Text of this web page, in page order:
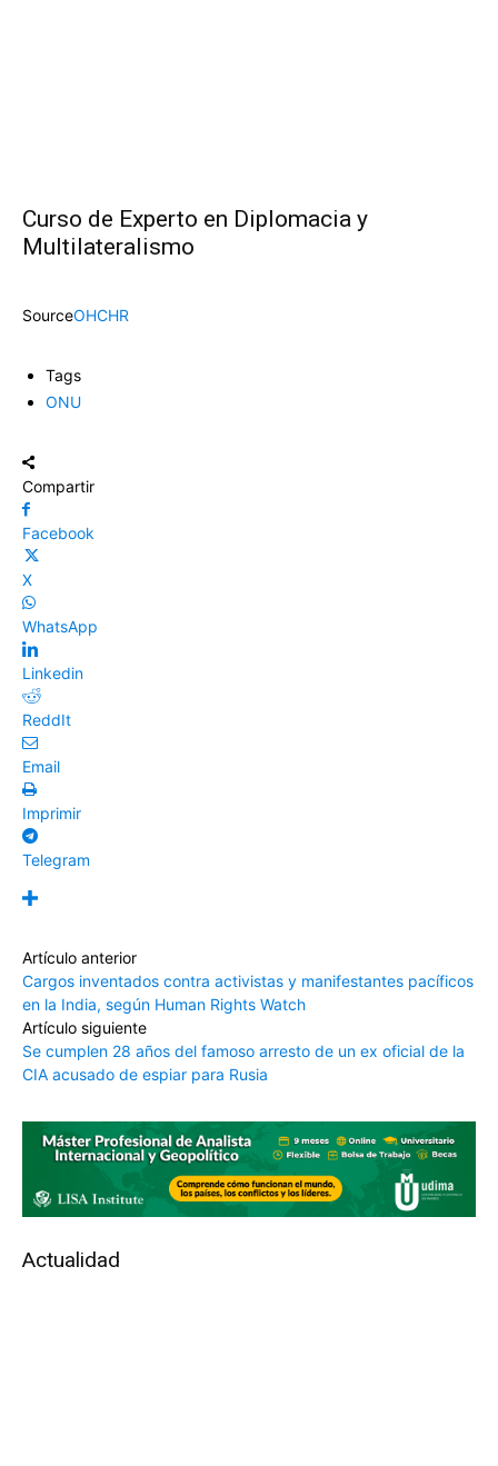
Curso de Experto en Diplomacia y
Multilateralismo
SourceOHCHR
Tags
ONU
Compartir
Facebook
X
WhatsApp
Linkedin
ReddIt
Email
Imprimir
Telegram
Artículo anterior
Cargos inventados contra activistas y manifestantes pacíficos
en la India, según Human Rights Watch
Artículo siguiente
Se cumplen 28 años del famoso arresto de un ex oficial de la
CIA acusado de espiar para Rusia
Actualidad